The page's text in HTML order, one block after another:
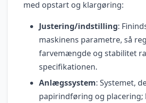
med opstart og klargøring:
Justering/indstilling:
maskinens parametre, så
farvemængde og stabilitet
specifikationen.
Anlægssystem: Systemet,
papirindføring og